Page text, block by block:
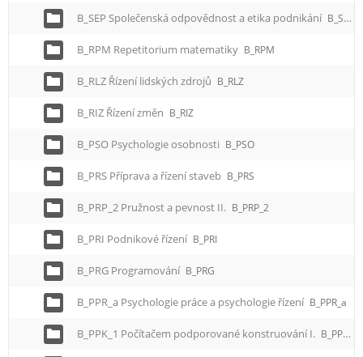
B_SEP Společenská odpovědnost a etika podnikání B_SEP
B_RPM Repetitorium matematiky B_RPM
B_RLZ Řízení lidských zdrojů B_RLZ
B_RIZ Řízení změn B_RIZ
B_PSO Psychologie osobnosti B_PSO
B_PRS Příprava a řízení staveb B_PRS
B_PRP_2 Pružnost a pevnost II. B_PRP_2
B_PRI Podnikové řízení B_PRI
B_PRG Programování B_PRG
B_PPR_a Psychologie práce a psychologie řízení B_PPR_a
B_PPK_1 Počítačem podporované konstruování I. B_PPK_1